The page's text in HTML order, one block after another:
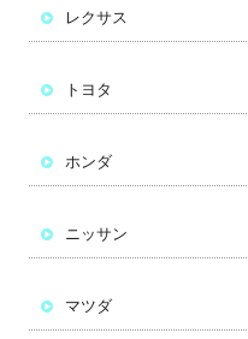
レクサス
トヨタ
ホンダ
ニッサン
マツダ